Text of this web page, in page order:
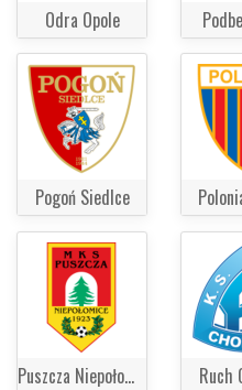
Odra Opole
Pogoń Siedlce
Puszcza Niepołomice Ruch